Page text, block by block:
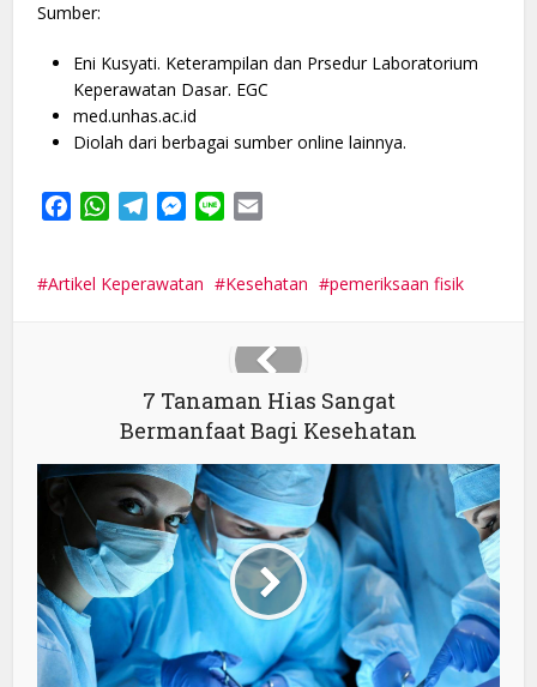
Sumber:
Eni Kusyati. Keterampilan dan Prsedur Laboratorium
Keperawatan Dasar. EGC
med.unhas.ac.id
Diolah dari berbagai sumber online lainnya.
FacebookWhatsApp
TelegramMessenger
Line
Artikel Keperawatan Kesehatan pemeriksaan fisik
7 Tanaman Hias Sangat
Bermanfaat Bagi Kesehatan